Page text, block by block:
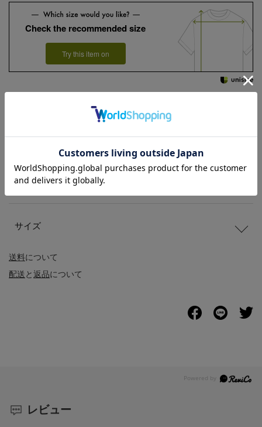
Check the recommended size
Try this item on
送料について
配送と返品について
商品詳細
サイズ
レビュー